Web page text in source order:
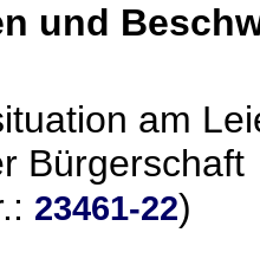
und
am
Bürgerschaft
23461-22)